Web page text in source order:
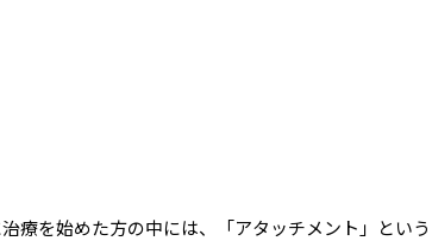
療を始めた方の中には、「アタッチメント」という